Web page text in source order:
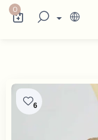
القهوة 0
6